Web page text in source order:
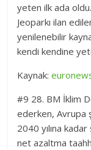
yeten ilk ada
Jeoparkı ilan
yenilenebilir
kendi kendine
Kaynak:
#9 28. BM İklim
ederken, Avrupa
2040 yılına
net azaltma